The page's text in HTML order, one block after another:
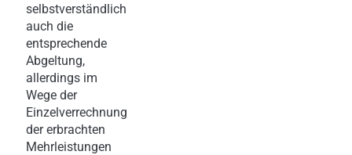
selbstverständlich
auch die
entsprechende
Abgeltung,
allerdings im
Wege der
Einzelverrechnung
der erbrachten
Mehrleistungen